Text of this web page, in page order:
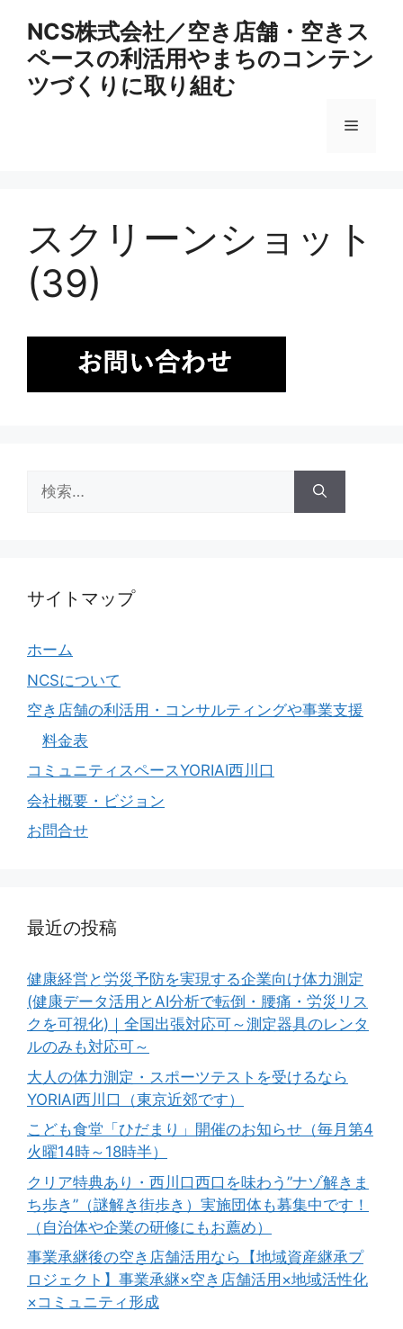
NCS株式会社／空き店舗・空きス
ペースの利活用やまちのコンテン
ツづくりに取り組む
メ
ュ
スクリーンショット
(39)
索:
サイトマップ
ホーム
NCSについて
空き店舗の利活用・コンサルティングや事業支援
料金表
コミュニティスペースYORIAI西川口
会社概要・ビジョン
お問合せ
最近の投稿
健康経営と労災予防を実現する企業向け体力測定
(健康データ活用とAI分析で転倒・腰痛・労災リス
クを可視化)｜全国出張対応可～測定器具のレンタ
ルのみも対応可～
大人の体力測定・スポーツテストを受けるなら
YORIAI西川口（東京近郊です）
こども食堂「ひだまり」開催のお知らせ（毎月第4
火曜14時～18時半）
クリア特典あり・西川口西口を味わう”ナゾ解きま
ち歩き”（謎解き街歩き）実施団体も募集中です！
（自治体や企業の研修にもお薦め）
事業承継後の空き店舗活用なら【地域資産継承プ
ロジェクト】事業承継×空き店舗活用×地域活性化
×コミュニティ形成